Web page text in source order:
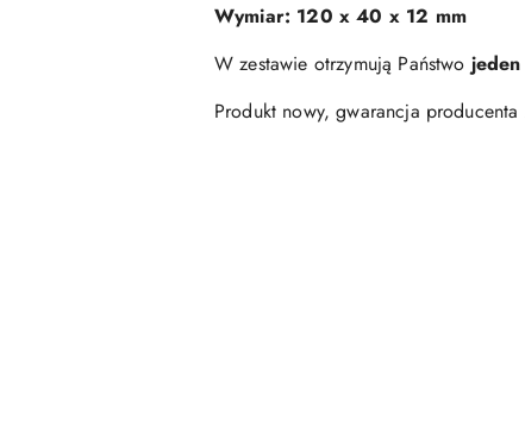
Wymiar: 120 x 40 x 12 mm
W zestawie otrzymują Państwo
Produkt nowy, gwarancja producenta